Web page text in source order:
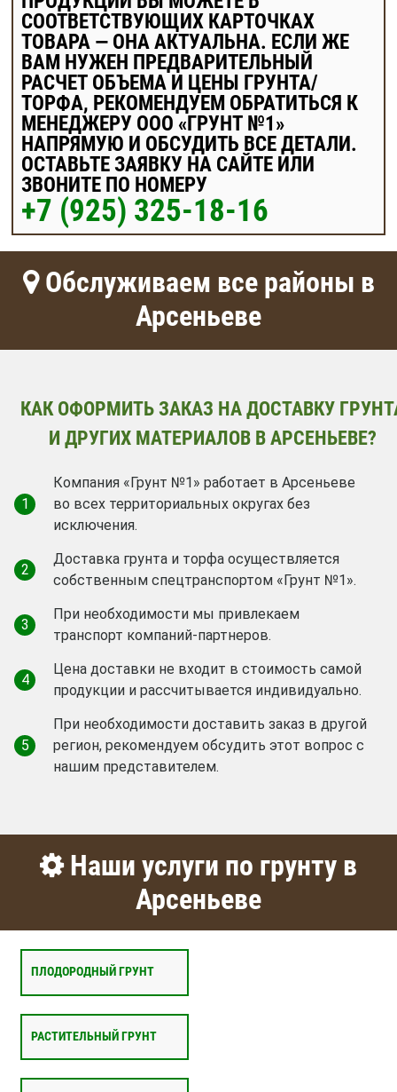
СООТВЕТСТВУЮЩИХ КАРТОЧКАХ
ТОВАРА — ОНА АКТУАЛЬНА. ЕСЛИ ЖЕ
ВАМ НУЖЕН ПРЕДВАРИТЕЛЬНЫЙ
РАСЧЕТ ОБЪЕМА И ЦЕНЫ ГРУНТА/
ТОРФА, РЕКОМЕНДУЕМ ОБРАТИТЬСЯ К
МЕНЕДЖЕРУ ООО «ГРУНТ №1»
НАПРЯМУЮ И ОБСУДИТЬ ВСЕ ДЕТАЛИ.
ОСТАВЬТЕ ЗАЯВКУ НА САЙТЕ ИЛИ
ЗВОНИТЕ ПО НОМЕРУ
+7 (925) 325-18-16
Обслуживаем все районы в
Арсеньеве
КАК ОФОРМИТЬ ЗАКАЗ НА ДОСТАВКУ
И ДРУГИХ МАТЕРИАЛОВ В АРСЕНЬЕВЕ?
1
Компания «Грунт №1» работает в Арсеньеве
во всех территориальных округах без
исключения.
2
Доставка грунта и торфа осуществляется
собственным спецтранспортом «Грунт №1».
3
При необходимости мы привлекаем
транспорт компаний-партнеров.
4
Цена доставки не входит в стоимость самой
продукции и рассчитывается индивидуально.
5
При необходимости доставить заказ в другой
регион, рекомендуем обсудить этот вопрос с
нашим представителем.
Наши услуги по грунту в
Арсеньеве
ПЛОДОРОДНЫЙ ГРУНТ
РАСТИТЕЛЬНЫЙ ГРУНТ